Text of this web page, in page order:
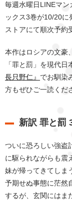
毎週水曜日LINEマン
ックス3巻が10/20に
ストアにて順次予約
本作はロシアの文豪
「罪と罰」を現代
長只野仁』 でお馴染
方もぜひご一読くだ
新訳 罪と罰
ついに恐ろしい強盗
に駆られながらも震
妹が帰ってきてしま
予期せぬ事態に茫然
するが、玄関にはま